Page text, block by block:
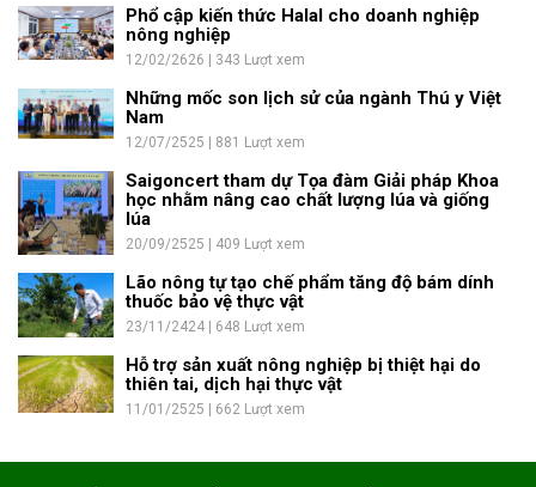
Phổ cập kiến thức Halal cho doanh nghiệp
nông nghiệp
12/02/2626 | 343 Lượt xem
Những mốc son lịch sử của ngành Thú y Việt
Nam
12/07/2525 | 881 Lượt xem
Saigoncert tham dự Tọa đàm Giải pháp Khoa
học nhằm nâng cao chất lượng lúa và giống
lúa
20/09/2525 | 409 Lượt xem
Lão nông tự tạo chế phẩm tăng độ bám dính
thuốc bảo vệ thực vật
23/11/2424 | 648 Lượt xem
Hỗ trợ sản xuất nông nghiệp bị thiệt hại do
thiên tai, dịch hại thực vật
11/01/2525 | 662 Lượt xem